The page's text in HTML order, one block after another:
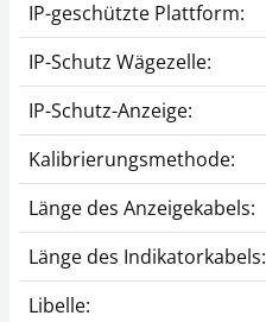
IP-geschützte Plattform:
IP-Schutz Wägezelle:
IP-Schutz-Anzeige:
Kalibrierungsmethode:
Länge des Anzeigekabels:
Länge des Indikatorkabels:
Libelle: